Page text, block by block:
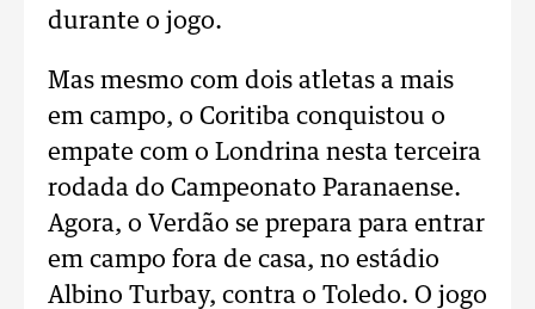
durante o jogo.
Mas mesmo com dois atletas a mais
em campo, o Coritiba conquistou o
empate com o Londrina nesta terceira
rodada do Campeonato Paranaense.
Agora, o Verdão se prepara para entrar
em campo fora de casa, no estádio
Albino Turbay, contra o Toledo. O jogo